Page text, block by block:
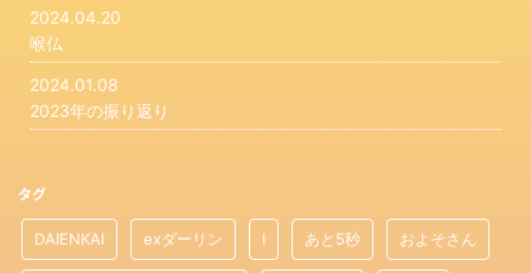
2024.04.20
喉仏
2024.01.08
2023年の振り返り
タグ
DAIENKAI exダーリン I あと5秒 およそさん